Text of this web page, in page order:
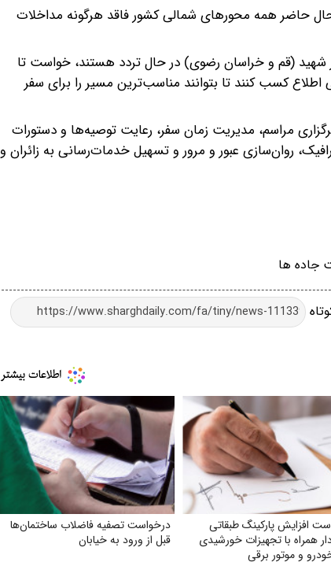
حاضر همه محورهای شمالی کشور فاقد هرگونه مداخلات
شهید (قم و خراسان رضوی) در حال تردد هستند، خواست تا
کسب کنند تا بتوانند مناسب‌ترین مسیر را برای سفر
مراسم، مدیریت زمان سفر، رعایت توصیه‌ها و دستورات
روان‌سازی عبور و مرور و تسهیل خدمات‌رسانی به زائران و
جاده ها
افزایش پارکینگ طبقاتی
همراه با تجهیزات خورشیدی
و موتور برقی
درخواست تصفیه فاضلاب ساختمان‌ها
قبل از ورود به خیابان